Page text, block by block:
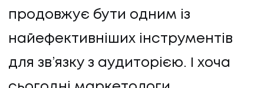
продовжує бути одним із
найефективніших інструментів
для зв’язку з аудиторією. І хоча